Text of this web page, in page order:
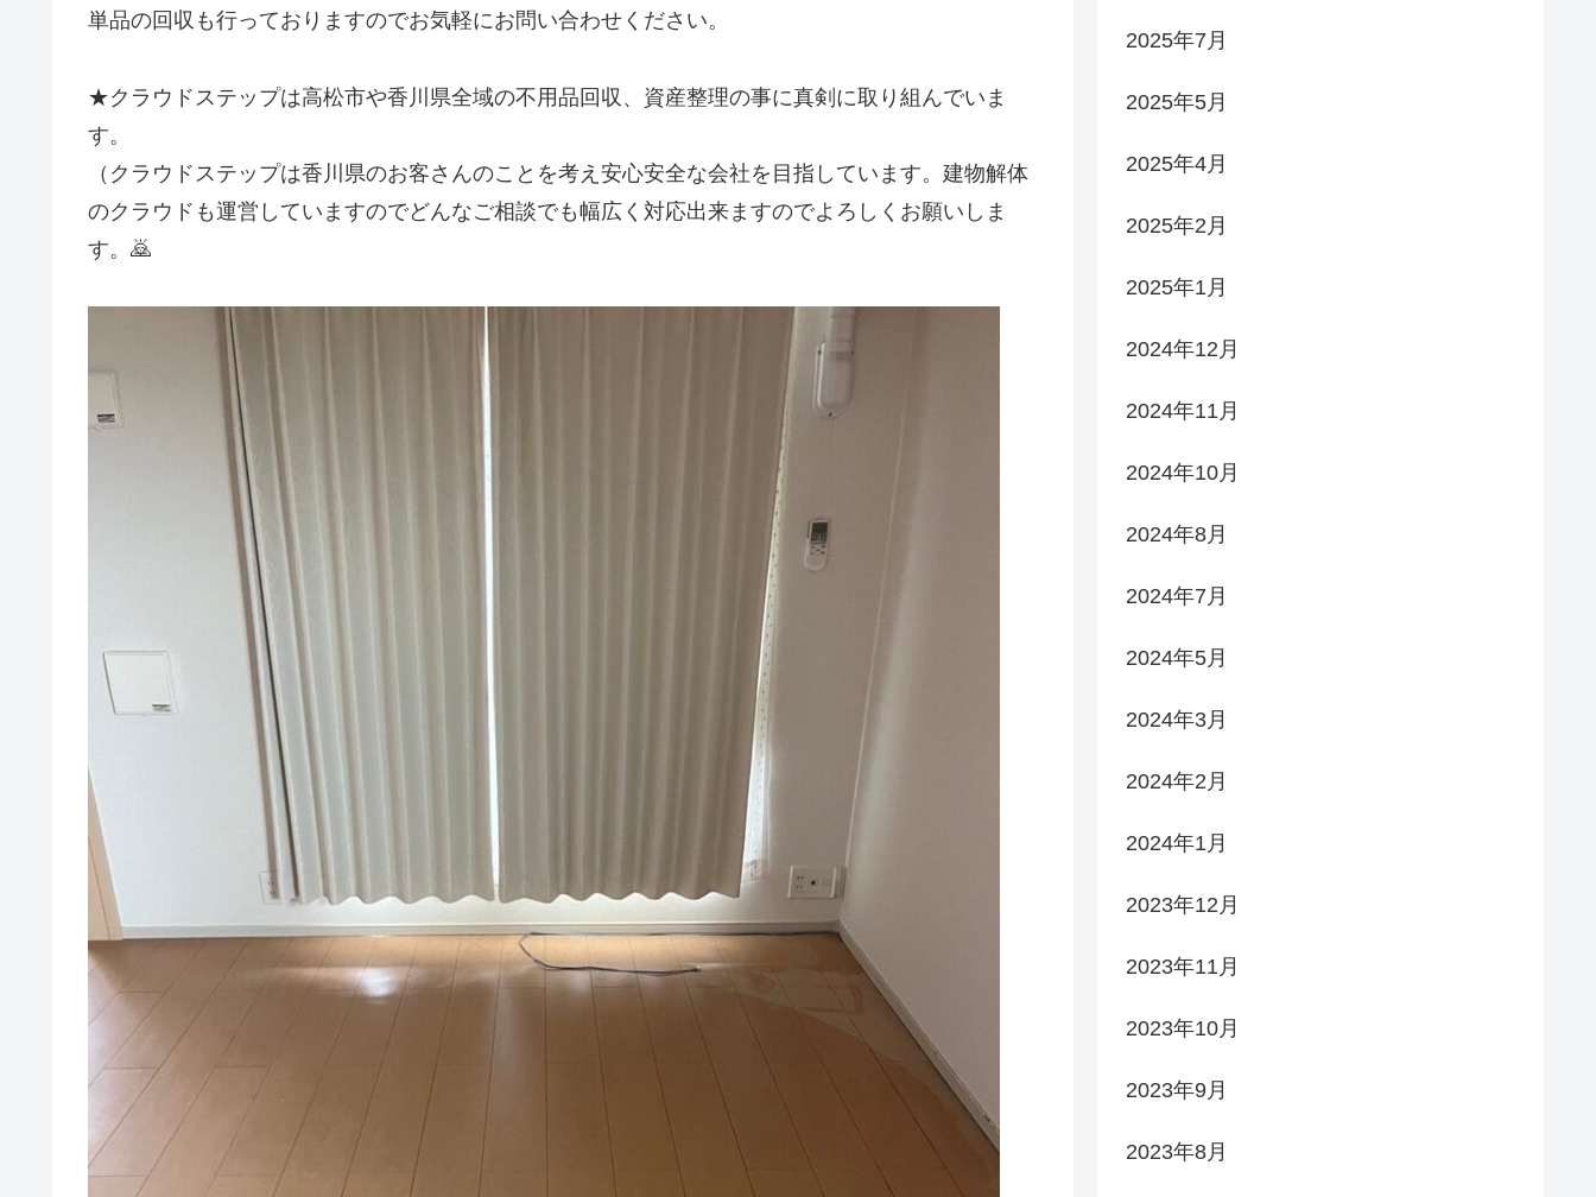
単品の回収も行っておりますのでお気軽にお問い合わせください。
★クラウドステップは高松市や香川県全域の不用品回収、資産整理の事に真剣に取り組んでいま
す。
（クラウドステップは香川県のお客さんのことを考え安心安全な会社を目指しています。建物解体
のクラウドも運営していますのでどんなご相談でも幅広く対応出来ますのでよろしくお願いしま
す。🙇
2025年7月
2025年5月
2025年4月
2025年2月
2025年1月
2024年12月
2024年11月
2024年10月
2024年8月
2024年7月
2024年5月
2024年3月
2024年2月
2024年1月
2023年12月
2023年11月
2023年10月
2023年9月
2023年8月